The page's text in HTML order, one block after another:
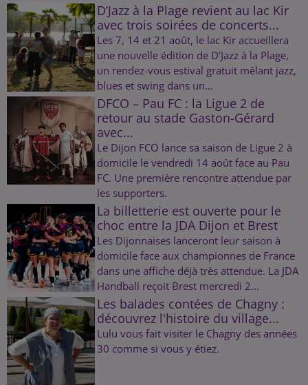
D’Jazz à la Plage revient au lac Kir
avec trois soirées de concerts...
Les 7, 14 et 21 août, le lac Kir accueillera
une nouvelle édition de D’Jazz à la Plage,
un rendez-vous estival gratuit mêlant jazz,
blues et swing dans un...
DFCO – Pau FC : la Ligue 2 de
retour au stade Gaston-Gérard
avec...
Le Dijon FCO lance sa saison de Ligue 2 à
domicile le vendredi 14 août face au Pau
FC. Une première rencontre attendue par
les supporters.
La billetterie est ouverte pour le
choc entre la JDA Dijon et Brest
Les Dijonnaises lanceront leur saison à
domicile face aux championnes de France
dans une affiche déjà très attendue. La JDA
Handball reçoit Brest mercredi 2...
Les balades contées de Chagny :
découvrez l'histoire du village...
Lulu vous fait visiter le Chagny des années
30 comme si vous y étiez.